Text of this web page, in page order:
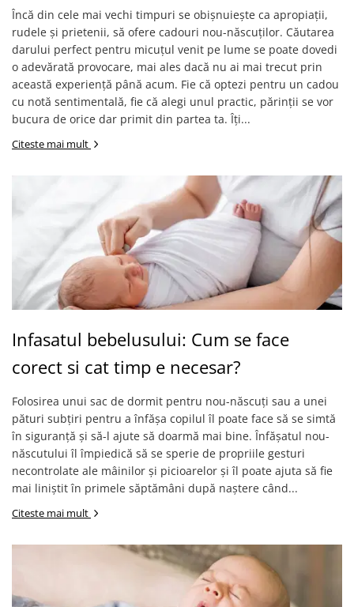
Încă din cele mai vechi timpuri se obișnuiește ca apropiații,
rudele și prietenii, să ofere cadouri nou-născuților. Căutarea
darului perfect pentru micuțul venit pe lume se poate dovedi
o adevărată provocare, mai ales dacă nu ai mai trecut prin
această experiență până acum. Fie că optezi pentru un cadou
cu notă sentimentală, fie că alegi unul practic, părinții se vor
bucura de orice dar primit din partea ta. Îți...
Citeste mai mult
Infasatul bebelusului: Cum se face
corect si cat timp e necesar?
Folosirea unui sac de dormit pentru nou-născuți sau a unei
pături subțiri pentru a înfășa copilul îl poate face să se simtă
în siguranță și să-l ajute să doarmă mai bine. Înfășatul nou-
născutului îl împiedică să se sperie de propriile gesturi
necontrolate ale mâinilor și picioarelor și îl poate ajuta să fie
mai liniștit în primele săptămâni după naștere când...
Citeste mai mult